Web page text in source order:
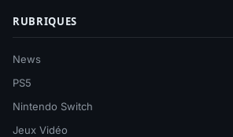
RUBRIQUES
News
PS5
Nintendo Switch
Jeux Vidéo